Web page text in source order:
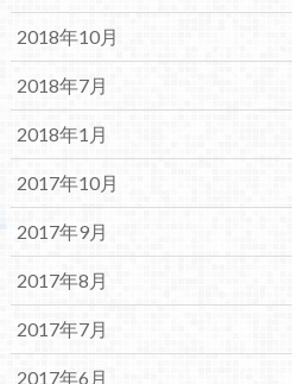
2018年10月
2018年7月
2018年1月
2017年10月
2017年9月
2017年8月
2017年7月
2017年6月